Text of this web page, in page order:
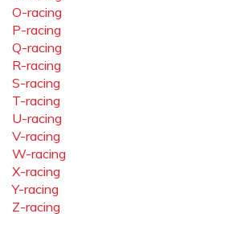
O-racing
P-racing
Q-racing
R-racing
S-racing
T-racing
U-racing
V-racing
W-racing
X-racing
Y-racing
Z-racing